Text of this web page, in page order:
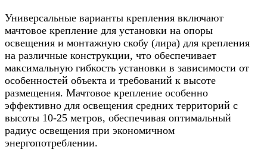
Универсальные варианты крепления включают
мачтовое крепление для установки на опоры
освещения и монтажную скобу (лира) для крепления
на различные конструкции, что обеспечивает
максимальную гибкость установки в зависимости от
особенностей объекта и требований к высоте
размещения. Мачтовое крепление особенно
эффективно для освещения средних территорий с
высоты 10-25 метров, обеспечивая оптимальный
радиус освещения при экономичном
энергопотреблении.